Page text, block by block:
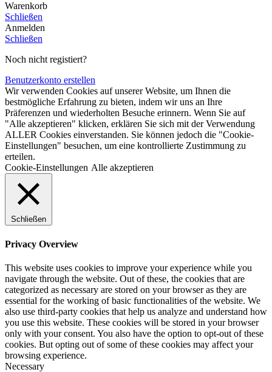
Warenkorb
Schließen
Anmelden
Schließen
Noch nicht registiert?
Benutzerkonto erstellen
Wir verwenden Cookies auf unserer Website, um Ihnen die
bestmögliche Erfahrung zu bieten, indem wir uns an Ihre
Präferenzen und wiederholten Besuche erinnern. Wenn Sie auf
"Alle akzeptieren" klicken, erklären Sie sich mit der Verwendung
ALLER Cookies einverstanden. Sie können jedoch die "Cookie-
Einstellungen" besuchen, um eine kontrollierte Zustimmung zu
erteilen.
Cookie-Einstellungen Alle akzeptieren
Schließen
Privacy Overview
This website uses cookies to improve your experience while you
navigate through the website. Out of these, the cookies that are
categorized as necessary are stored on your browser as they are
essential for the working of basic functionalities of the website. We
also use third-party cookies that help us analyze and understand how
you use this website. These cookies will be stored in your browser
only with your consent. You also have the option to opt-out of these
cookies. But opting out of some of these cookies may affect your
browsing experience.
Necessary